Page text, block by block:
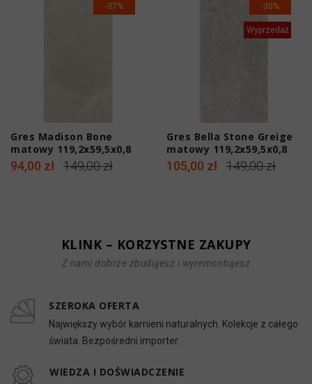
-37%
Gres Madison Bone
matowy 119,2x59,5x0,8
cm
94,00 zł 149,00 zł
-30%
Wyprzedaż
Gres Bella Stone Greige
matowy 119,2x59,5x0,8
cm
105,00 zł 149,00 zł
KLINK – KORZYSTNE ZAKUPY
Z nami dobrze zbudujesz i wyremontujesz
SZEROKA OFERTA
Największy wybór kamieni naturalnych. Kolekcje z całego
świata. Bezpośredni importer.
WIEDZA I DOŚWIADCZENIE